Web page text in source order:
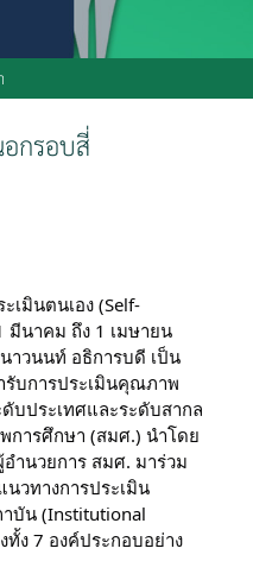
กรอบสี่
มินตนเอง (Self-
มีนาคม ถึง 1 เมษายน
าวนนท์ อธิการบดี เป็น
บการประเมินคุณภาพ
บประเทศและระดับสากล
การศึกษา (สมศ.) นำโดย
ำนวยการ สมศ. มาร่วม
วทางการประเมิน
าบัน (Institutional
ทั้ง 7 องค์ประกอบอย่าง